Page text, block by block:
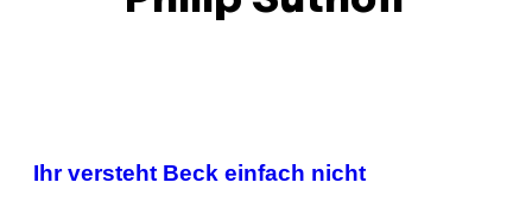
POSTS
Ihr versteht Beck einfach nicht